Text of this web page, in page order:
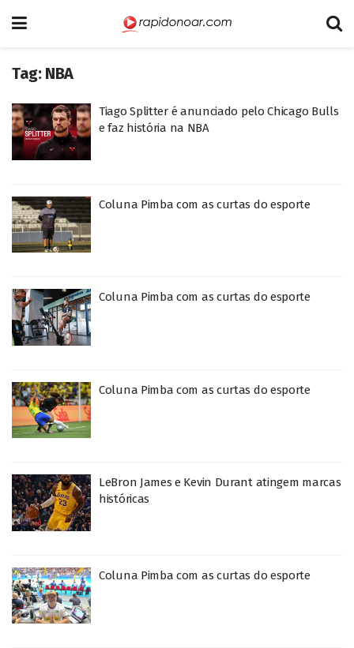
Tag: NBA
Tiago Splitter é anunciado pelo Chicago Bulls
e faz história na NBA
Coluna Pimba com as curtas do esporte
Coluna Pimba com as curtas do esporte
Coluna Pimba com as curtas do esporte
LeBron James e Kevin Durant atingem marcas
históricas
Coluna Pimba com as curtas do esporte